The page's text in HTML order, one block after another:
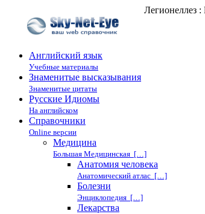
Легионеллез
Английский язык
Учебные материалы
Знаменитые высказывания
Знаменитые цитаты
Русские Идиомы
На английском
Справочники
Online версии
Медицина
Большая Медицинская […]
Анатомия человека
Анатомический атлас […]
Болезни
Энциклопедия […]
Лекарства